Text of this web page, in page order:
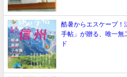
酷暑からエスケープ！
手帖」が贈る、唯一無
ド